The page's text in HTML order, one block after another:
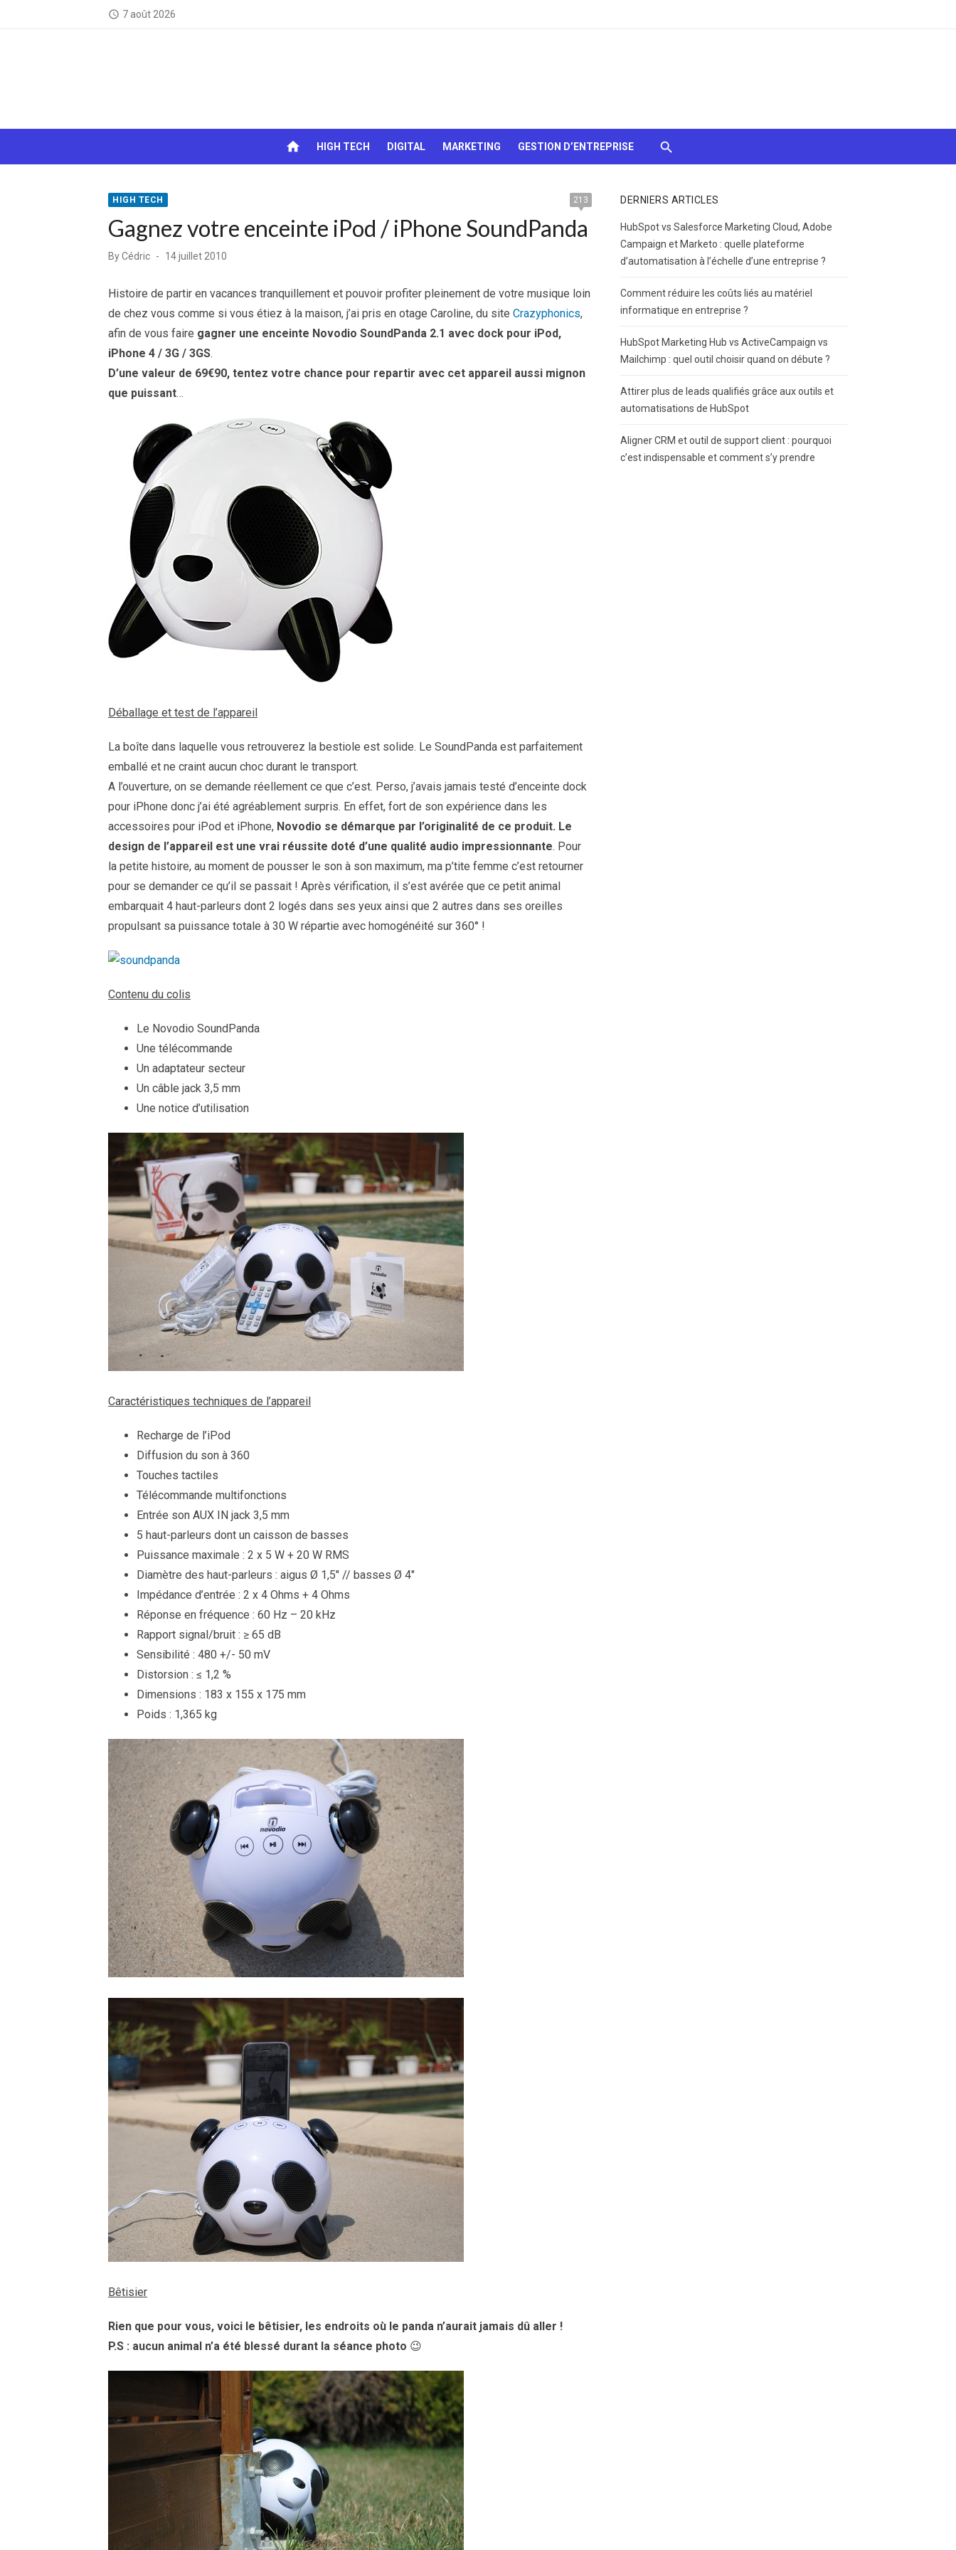
access_time 7 août 2026
chocolats…
tomber !
home HIGH TECH DIGITAL MARKETING GESTION D’ENTREPRISE
HIGH TECH 213
Gagnez votre enceinte iPod / iPhone SoundPanda
ByCédric
Posted
14 juillet 2010
Histoire de partir en vacances tranquillement et pouvoir profiter pleinement de votre musique loin
de chez vous comme si vous étiez à la maison, j’ai pris en otage Caroline, du site Crazyphonics,
afin de vous faire gagner une enceinte Novodio SoundPanda 2.1 avec dock pour iPod,
iPhone 4 / 3G / 3GS.
D’une valeur de 69€90, tentez votre chance pour repartir avec cet appareil aussi mignon
que puissant…
Déballage et test de l’appareil
La boîte dans laquelle vous retrouverez la bestiole est solide. Le SoundPanda est parfaitement
emballé et ne craint aucun choc durant le transport.
A l’ouverture, on se demande réellement ce que c’est. Perso, j’avais jamais testé d’enceinte dock
pour iPhone donc j’ai été agréablement surpris. En effet, fort de son expérience dans les
accessoires pour iPod et iPhone, Novodio se démarque par l’originalité de ce produit. Le
design de l’appareil est une vrai réussite doté d’une qualité audio impressionnante. Pour
la petite histoire, au moment de pousser le son à son maximum, ma p’tite femme c’est retourner
pour se demander ce qu’il se passait ! Après vérification, il s’est avérée que ce petit animal
embarquait 4 haut-parleurs dont 2 logés dans ses yeux ainsi que 2 autres dans ses oreilles
propulsant sa puissance totale à 30 W répartie avec homogénéité sur 360° !
Contenu du colis
Le Novodio SoundPanda
Une télécommande
Un adaptateur secteur
Un câble jack 3,5 mm
Une notice d’utilisation
Caractéristiques techniques de l’appareil
Recharge de l’iPod
Diffusion du son à 360
Touches tactiles
Télécommande multifonctions
Entrée son AUX IN jack 3,5 mm
5 haut-parleurs dont un caisson de basses
Puissance maximale : 2 x 5 W + 20 W RMS
Diamètre des haut-parleurs : aigus Ø 1,5″ // basses Ø 4″
Impédance d’entrée : 2 x 4 Ohms + 4 Ohms
Réponse en fréquence : 60 Hz – 20 kHz
Rapport signal/bruit : ≥ 65 dB
Sensibilité : 480 +/- 50 mV
Distorsion : ≤ 1,2 %
Dimensions : 183 x 155 x 175 mm
Poids : 1,365 kg
Bêtisier
Rien que pour vous, voici le bêtisier, les endroits où le panda n’aurait jamais dû aller !
P.S : aucun animal n’a été blessé durant la séance photo 😉
DERNIERS ARTICLES
HubSpot vs Salesforce Marketing Cloud, Adobe
Campaign et Marketo : quelle plateforme
d’automatisation à l’échelle d’une entreprise ?
Comment réduire les coûts liés au matériel
informatique en entreprise ?
HubSpot Marketing Hub vs ActiveCampaign vs
Mailchimp : quel outil choisir quand on débute ?
Attirer plus de leads qualifiés grâce aux outils et
automatisations de HubSpot
Aligner CRM et outil de support client : pourquoi
c’est indispensable et comment s’y prendre